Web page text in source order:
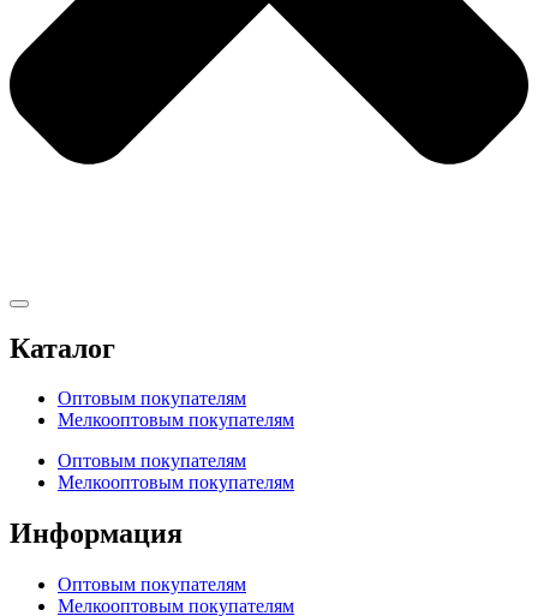
Каталог
Оптовым покупателям
Мелкооптовым покупателям
Оптовым покупателям
Мелкооптовым покупателям
Информация
Оптовым покупателям
Мелкооптовым покупателям